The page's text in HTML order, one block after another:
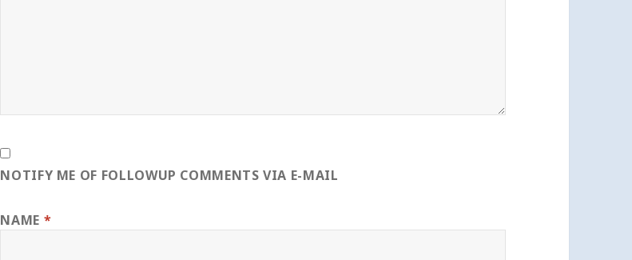
NOTIFY ME OF FOLLOWUP COMMENTS VIA E-MAIL
NAME *